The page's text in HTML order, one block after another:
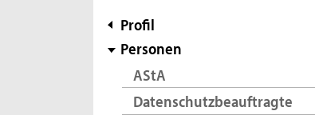
hier:
Subnavigation
Profil
Personen
AStA
Datenschutzbeauftragte